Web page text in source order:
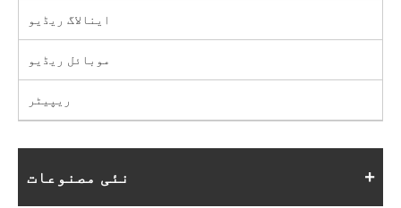
اینالاگ ریڈیو
موبائل ریڈیو
ریپیٹر
نئی مصنوعات